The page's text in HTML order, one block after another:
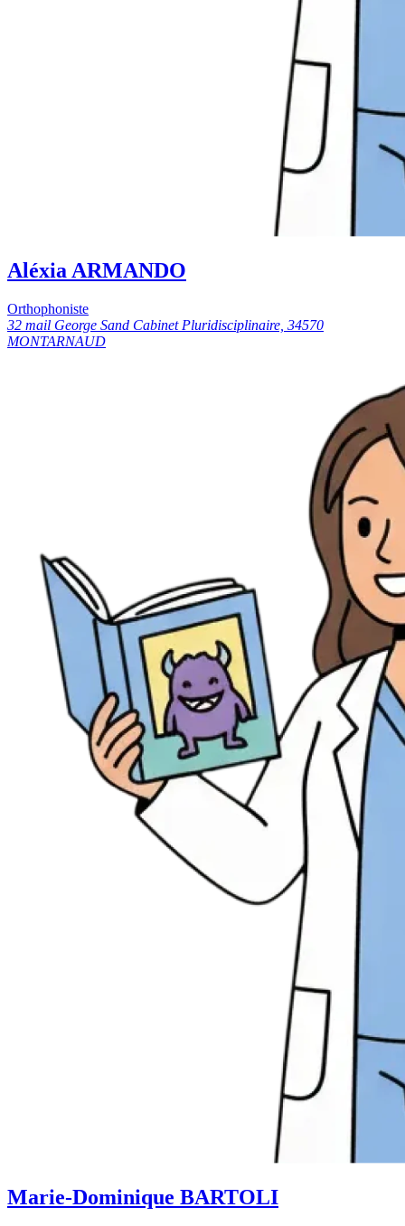
Aléxia ARMANDO
Orthophoniste
32 mail George Sand Cabinet Pluridisciplinaire, 34570
MONTARNAUD
Marie-Dominique BARTOLI